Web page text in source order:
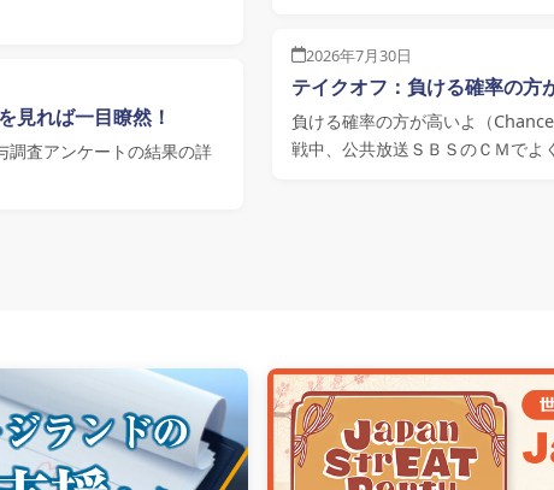
見れば一目瞭然！
調査アンケートの結果の詳
2026年7月30日
テイクオフ：負ける確率の方
負ける確率の方が高いよ（
戦中、公共放送ＳＢＳのＣＭでよ